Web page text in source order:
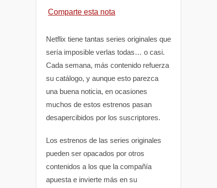
t
s
A
p
e
b
o
k
t
e
Comparte esta nota
Netflix tiene tantas series originales que
sería imposible verlas todas… o casi.
Cada semana, más contenido refuerza
su catálogo, y aunque esto parezca
una buena noticia, en ocasiones
muchos de estos estrenos pasan
desapercibidos por los suscriptores.
Los estrenos de las series originales
pueden ser opacados por otros
contenidos a los que la compañía
apuesta e invierte más en su